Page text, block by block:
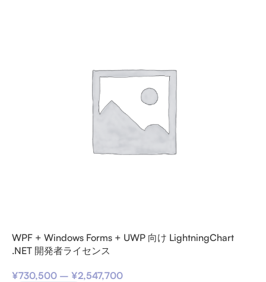
WPF + Windows Forms + UWP 向け LightningChart
.NET 開発者ライセンス
¥730,500 – ¥2,547,700